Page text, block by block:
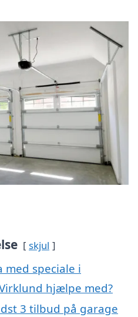
skjul
med speciale i
hjælpe med?
3 tilbud på garage